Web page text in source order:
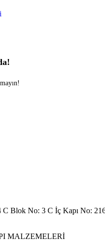
C Blok No: 3 C İç Kapı No:
MALZEMELERİ